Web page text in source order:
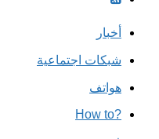
أخبار
شبكات اجتماعية
هواتف
?How to